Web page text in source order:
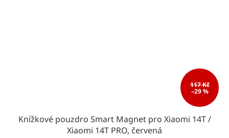
117 Kč
–29 %
Knížkové pouzdro Smart Magnet pro Xiaomi 14T /
Xiaomi 14T PRO, červená